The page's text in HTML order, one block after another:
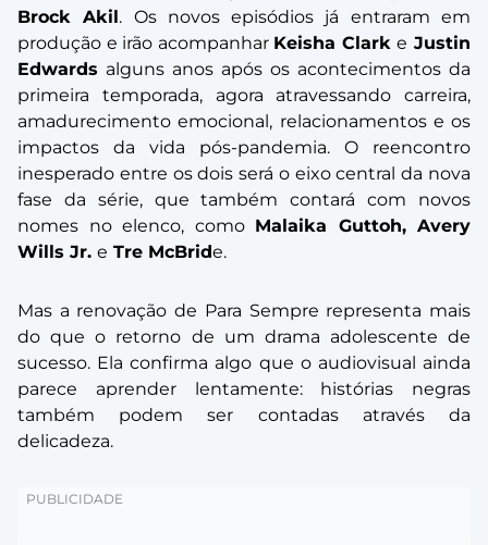
Brock Akil. Os novos episódios já entraram em
produção e irão acompanhar Keisha Clarke Justin
Edwards alguns anos após os acontecimentos da
primeira temporada, agora atravessando carreira,
amadurecimento emocional, relacionamentos e os
impactos da vida pós-pandemia. O reencontro
inesperado entre os dois será o eixo central da nova
fase da série, que também contará com novos
nomes no elenco, como Malaika Guttoh, Avery
Wills Jr. e Tre McBride.
Mas a renovação de Para Sempre representa mais
do que o retorno de um drama adolescente de
sucesso. Ela confirma algo que o audiovisual ainda
parece aprender lentamente: histórias negras
também podem ser contadas através da
delicadeza.